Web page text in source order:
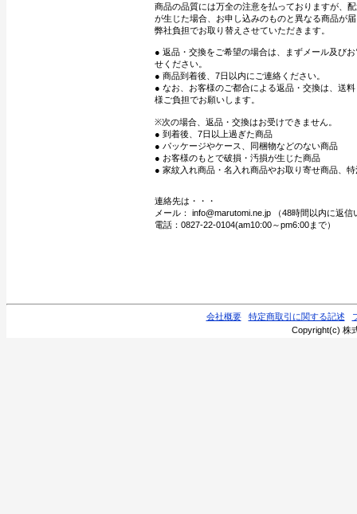
商品の品質には万全の注意を払っておりますが、
が生じた場合、お申し込みのものと異なる商品が
弊社負担でお取り替えさせていただきます。
● 返品・交換をご希望の場合は、まずメール及び
せください。
● 商品到着後、7日以内にご連絡ください。
● なお、お客様のご都合による返品・交換は、送
様ご負担でお願いします。
※次の場合、返品・交換はお受けできません。
● 到着後、7日以上過ぎた商品
● パッケージやケース、同梱物などのない商品
● お客様のもとで破損・汚損が生じた商品
● 家紋入れ商品・名入れ商品やお取り寄せ商品、
連絡先は・・・
メール： info@marutomi.ne.jp （48時間以内に返信
電話：0827-22-0104(am10:00～pm6:00まで）
会社概要 特定商取引に関する記述
Copyright(c) 株